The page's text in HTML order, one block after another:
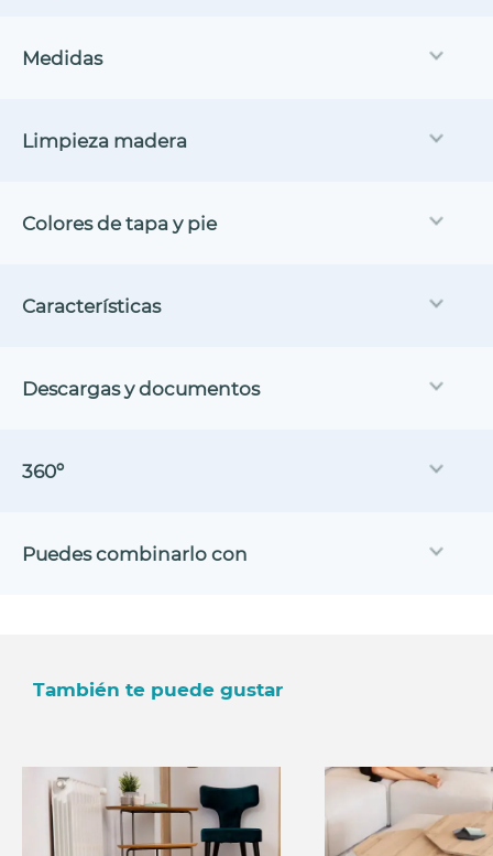
Medidas
Limpieza madera
Colores de tapa y pie
Características
Descargas y documentos
360º
Puedes combinarlo con
También te puede gustar